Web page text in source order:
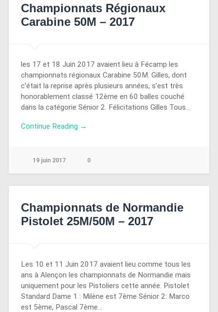
Championnats Régionaux
Carabine 50M – 2017
les 17 et 18 Juin 2017 avaient lieu à Fécamp les
championnats régionaux Carabine 50M. Gilles, dont
c’était la reprise après plusieurs années, s’est très
honorablement classé 12ème en 60 balles couché
dans la catégorie Sénior 2. Félicitations Gilles Tous…
Continue Reading →
19 juin 2017 0
Championnats de Normandie
Pistolet 25M/50M – 2017
Les 10 et 11 Juin 2017 avaient lieu comme tous les
ans à Alençon les championnats de Normandie mais
uniquement pour les Pistoliers cette année. Pistolet
Standard Dame 1 : Milène est 7ème Sénior 2: Marco
est 5ème, Pascal 7ème…